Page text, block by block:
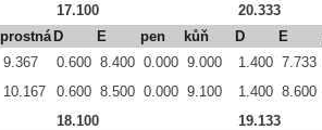
17.100 20.333
prostná D E pen kůň D E
9.367 0.600 8.400 0.000 9.000 1.400 7.733
10.167 0.600 8.500 0.000 9.100 1.400 8.600
18.100 19.133